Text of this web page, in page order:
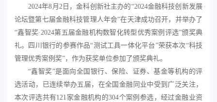
2024年8月2日，金科创新社主办的“2024金融科技创新发展
论坛暨第七届金融科技管理人年会”在天津成功召开，并举办了
“鑫智奖·2024第五届金融机构数智化转型优秀案例评选”颁奖典
礼。四川 银行的参赛作品“测试工具一体化平台”荣获本次“科技
管理优秀案例奖”， 作为获奖单位参加了颁奖典礼。
“鑫智奖”是面向全国银行、保险、证券、基金等机构的评
选活动，已连续举办五届 ， 在全国金融同业中受到广泛关注，
本次评选共有121家金融机构的304个案例参选，经过金融业资